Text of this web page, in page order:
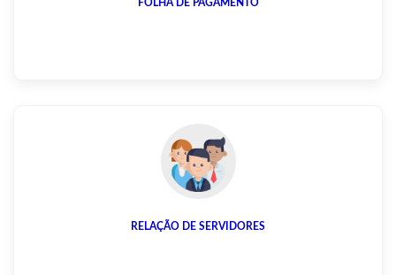
FOLHA DE PAGAMENTO
RELAÇÃO DE SERVIDORES